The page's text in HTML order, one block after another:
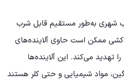
شهری به‌طور مستقیم قابل شرب
ممکن است حاوی آلاینده‌های
تهدید می‌کند. این آلاینده‌ها
مواد شیمیایی و حتی کلر هستند